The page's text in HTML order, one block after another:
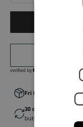
Fri fragt v. køb over
30 dages
butikker